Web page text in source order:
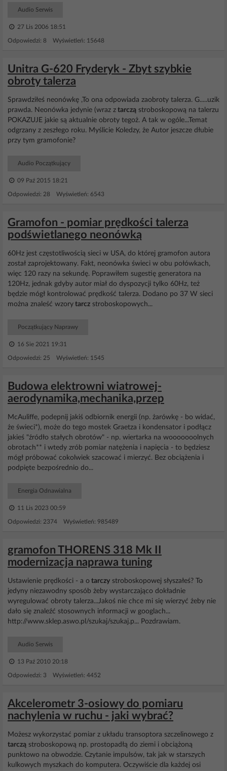
Audio Serwis
27 Lis 2006 18:51
Odpowiedzi: 8 Wyświetleń: 15648
Unitra G-620 Fryderyk - Zbyt szybkie
obroty talerza
Sprawdziłeś neonówkę ,To ona odpowiada zaobroty talerza. G.....uzik
prawda. Neonówka jedynie (wraz z tarczą stroboskopową na talerzu
POKAZUJE jakie są aktualnie obroty tegoż. A tak w ogóle...Temat
odgrzany z zeszłego roku. Myślicie Koledzy, że Autor jeszcze dłubie
przy tym gramofonie?
Audio Początkujący
09 Paź 2015 18:21
Odpowiedzi: 28 Wyświetleń: 6543
Gramofon - pomiar prędkości talerza
podświetlanego neonówką
60Hz jest częstotliwością sieci w USA, do której gramofon autora
został zaprojektowany. Fakt, neonówka świeci w obu połówkach,
więc 120 razy na sekundę. Poprawiłem sugestię generatora na
120Hz, jednak gdyby autor miał do dyspozycji tylko 60Hz, też
będzie mógł kontrolować prędkość talerza. Dodano po 37 W sieci
można znaleść wzory tarcz stroboskopowych...
Początkujący Naprawy
16 Sie 2021 19:31
Odpowiedzi: 25 Wyświetleń: 1545
Budowa elektrowni wiatrowej-
aerodynamika,mechanika,przep
McAuliffe, podepnij jakiś odbiornik energii (np. żarówkę - bo widać,
że świeci*), może do tego mostek Graetza i kondensator i podłącz
jakieś "źródło stałych obrotów" - np. wiertarka na wooooooolnych
obrotach** i wtedy zrób pomiar natężenia i napięcia - to będziesz
mógł próbować cokolwiek szacować i mierzyć. Bez obciążenia i
podpięte bezpośrednio do...
Energia Odnawialna
11 Lis 2023 00:59
Odpowiedzi: 2374 Wyświetleń: 985489
gramofon THORENS 318 Mk II
modernizacja naprawa tuning
Ustawienie prędkości - a o tarczy stroboskopowej słyszałeś? To
jedyny niezawodny sposób żeby wystarczająco dokładnie
wyregulować obroty talerza...Jakoś nie chce mi się wierzyć żeby nie
dało się znaleźć stosownych informacji w googlach...
http://www.sklep.aswo.pl/szukaj/szukaj.p... Pozdrawiam.
Audio Serwis
13 Paź 2010 20:18
Odpowiedzi: 3 Wyświetleń: 4452
Akcelerometr 3-osiowy do pomiaru
nachylenia w ruchu - jaki wybrać?
Możesz wykorzystać pomiar z układu transoptora szczelinowego z
tarczą stroboskopową np. prostopadłą do ziemi i obciążoną
punktowo na obwodzie. Czytanie impulsów, tak jak w starszych
kulkowych myszkach do komputera. Oczywiście dla każdej osi